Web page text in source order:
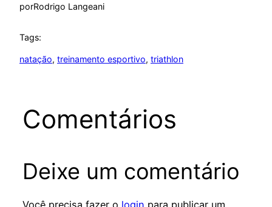
porRodrigo Langeani
Tags:
natação, treinamento esportivo, triathlon
Comentários
Deixe um comentário
Você precisa fazer o login para publicar um